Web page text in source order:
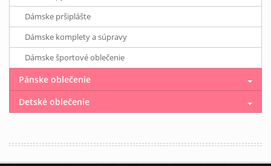
Dámske pršiplášte
Dámske komplety a súpravy
Dámske športové oblečenie
Pánske oblečenie
Detské oblečenie